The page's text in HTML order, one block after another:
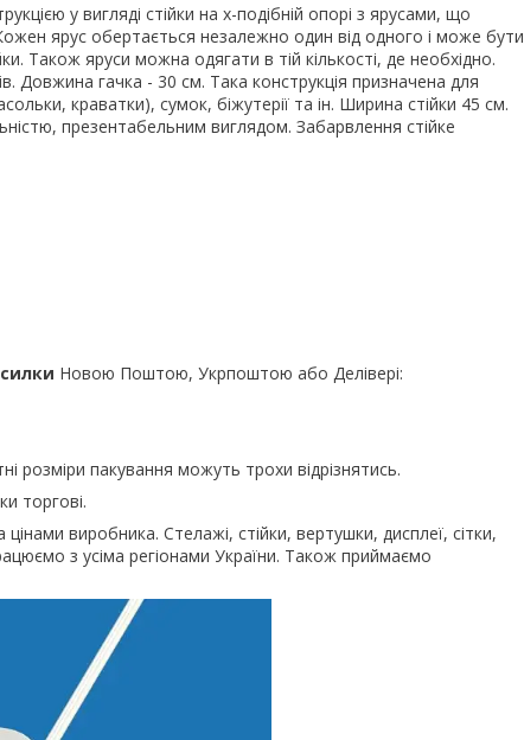
у вигляді стійки на х-подібній опорі з ярусами, що
ярус обертається незалежно один від одного і може бути
Також яруси можна одягати в тій кількості, де необхідно.
Довжина гачка - 30 см. Така конструкція призначена для
краватки), сумок, біжутерії та ін. Ширина стійки 45 см.
презентабельним виглядом. Забарвлення стійке
Новою Поштою, Укрпоштою або Делівері:
розміри пакування можуть трохи відрізнятись.
торгові.
виробника. Стелажі, стійки, вертушки, дисплеї, сітки,
з усіма регіонами України. Також приймаємо